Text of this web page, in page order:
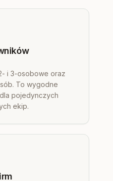
i 3-osobowe oraz
To wygodne
pojedynczych
ekip.